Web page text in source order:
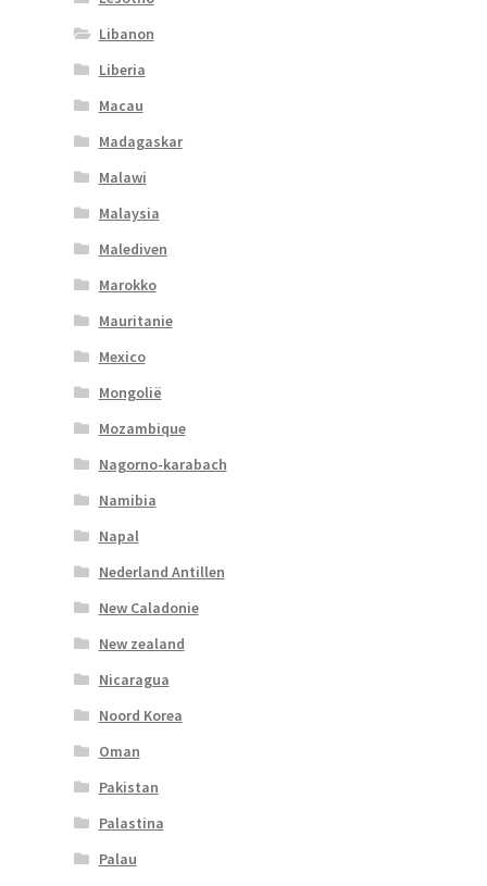
Libanon
Liberia
Macau
Madagaskar
Malawi
Malaysia
Malediven
Marokko
Mauritanie
Mexico
Mongolië
Mozambique
Nagorno-karabach
Namibia
Napal
Nederland Antillen
New Caladonie
New zealand
Nicaragua
Noord Korea
Oman
Pakistan
Palastina
Palau